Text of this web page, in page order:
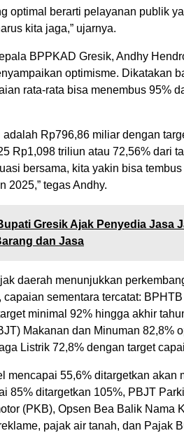
optimal berarti pelayanan publik
kita jaga,” ujarnya.
BPPKAD Gresik, Andhy
optimisme. Dikatakan
rata-rata bisa menembus 95%
adalah Rp796,86 miliar dengan
Rp1,098 triliun atau 72,56% dari
bersama, kita yakin bisa
2025,” tegas Andhy.
Gresik Ajak Penyedia Jasa
dan Jasa
daerah menunjukkan
capaian sementara tercatat:
minimal 92% hingga akhir
Makanan dan Minuman 82,8%
Listrik 72,8% dengan target
mencapai 55,6% ditargetkan akan
85% ditargetkan 105%, PBJT
(PKB), Opsen Bea Balik Nama
pajak air tanah, dan Pajak